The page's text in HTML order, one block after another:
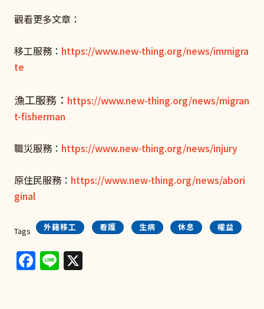
觀看更多文章：
移工服務： https://www.new-thing.org/news/immigra
te
漁工服務： https://www.new-thing.org/news/migran
t-fisherman
職災服務： https://www.new-thing.org/news/injury
原住民服務： https://www.new-thing.org/news/abori
ginal
Tags 外籍移工 看護 生病 休息 權益
Facebook
Line